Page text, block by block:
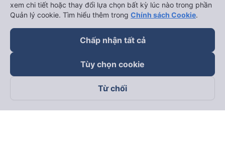
Theo dõi chúng tôi trên
xem chi tiết hoặc thay đổi lựa chọn bất kỳ lúc nào trong phần
Quản lý cookie. Tìm hiểu thêm trong Chính sách Cookie.
Chấp nhận tất cả
Tùy chọn cookie
Từ chối